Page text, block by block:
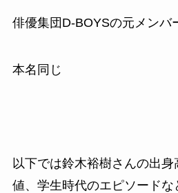
俳優集団 D-BOYSの元メンバ
本名同じ
以下では鈴木裕樹さんの出
値、学生時代のエピソードな